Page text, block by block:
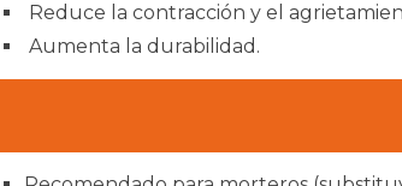
Reduce la contracción y el
Aumenta la durabilidad.